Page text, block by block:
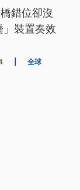
錯位卻沒
」裝置奏效
全球